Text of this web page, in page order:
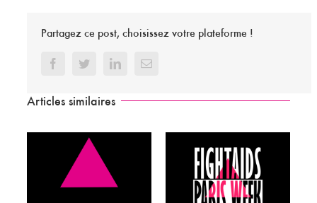
Partagez ce post, choisissez votre plateforme !
FacebookTwitterLinkedInEmail
Articles similaires